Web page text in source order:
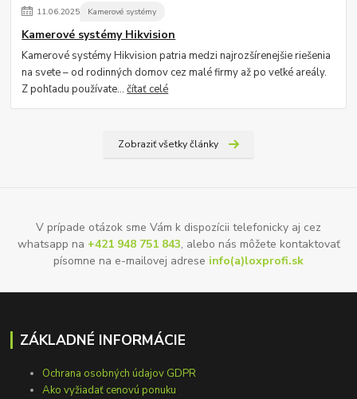
11.06.2025 Kamerové systémy
Kamerové systémy Hikvision
Kamerové systémy Hikvision patria medzi najrozšírenejšie riešenia
na svete – od rodinných domov cez malé firmy až po veľké areály.
Z pohľadu používate...čítať celé
Zobraziť všetky články
V prípade otázok sme Vám k dispozícii telefonicky aj cez
whatsapp na +421 948 751 843, alebo nás môžete kontaktovať
písomne na e-mailovej adrese info(a)loxprofi.sk
ZÁKLADNÉ INFORMÁCIE
Ochrana osobných údajov GDPR
Ako vyžiadať cenovú ponuku